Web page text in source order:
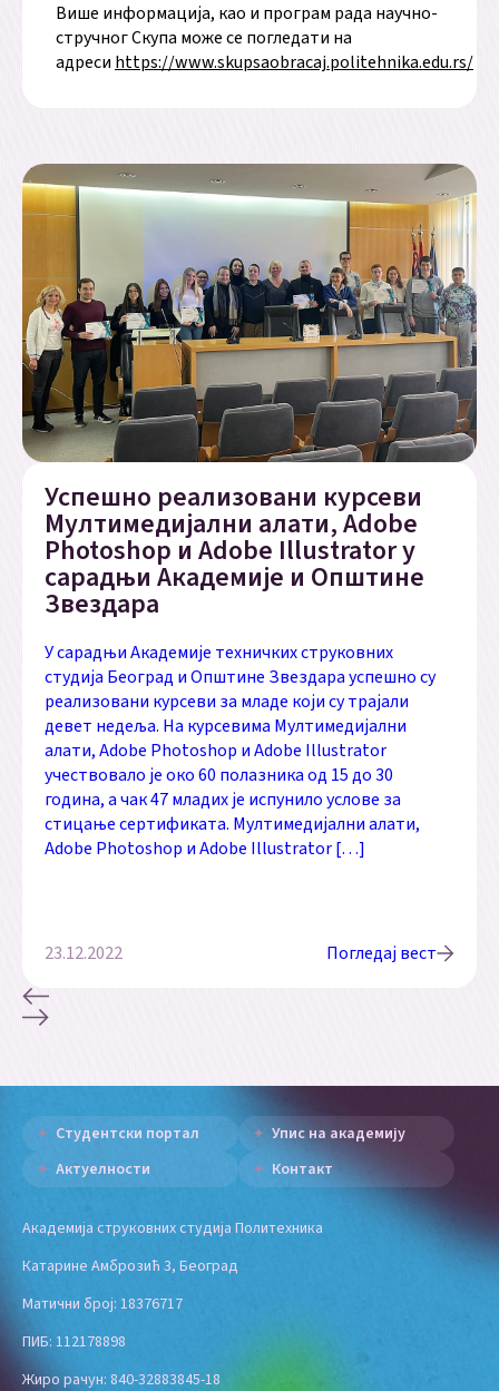
Више информација, као и програм рада научно-
стручног Скупа може се погледати на
адреси https://www.skupsaobracaj.politehnika.edu.rs/
Успешно реализовани курсеви
Мултимедијални алати, Adobe
Photoshop и Adobe Illustrator у
сарадњи Академијe и Општинe
Звездара
У сарадњи Академије техничких струковних
студија Београд и Општине Звездара успешно су
реализовани курсеви за младе који су трајали
девет недеља. На курсевима Мултимедијални
алати, Adobe Photoshop и Adobe Illustrator
учествовало је око 60 полазника од 15 до 30
година, а чак 47 младих је испунило услове за
стицање сертификата. Мултимедијални алати,
Adobe Photoshop и Adobe Illustrator […]
23.12.2022 Погледај вест
Студентски портал
Упис на академију
Актуелности
Контакт
Академија струковних студија Политехника
Катарине Амброзић 3, Београд
Матични број: 18376717
ПИБ: 112178898
Жиро рачун: 840-32883845-18